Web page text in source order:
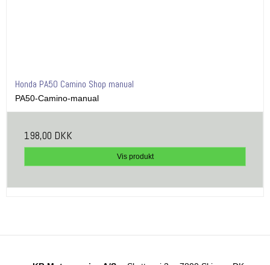
Honda PA50 Camino Shop manual
PA50-Camino-manual
198,00 DKK
Vis produkt